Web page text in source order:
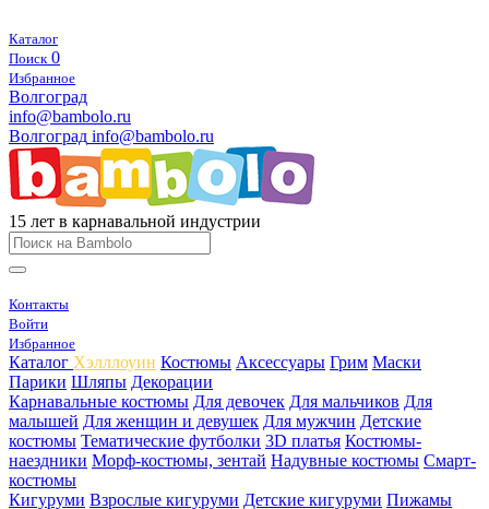
Каталог
Поиск 0
Избранное
Волгоград
info@bambolo.ru
Волгоград info@bambolo.ru
15 лет в карнавальной индустрии
Контакты
Войти
Избранное
Каталог Хэлллоуин Костюмы Аксессуары Грим Маски
Парики Шляпы Декорации
Карнавальные костюмы Для девочек Для мальчиков Для
малышей Для женщин и девушек Для мужчин Детские
костюмы Тематические футболки 3D платья Костюмы-
наездники Морф-костюмы, зентай Надувные костюмы Смарт-
костюмы
Кигуруми Взрослые кигуруми Детские кигуруми Пижамы